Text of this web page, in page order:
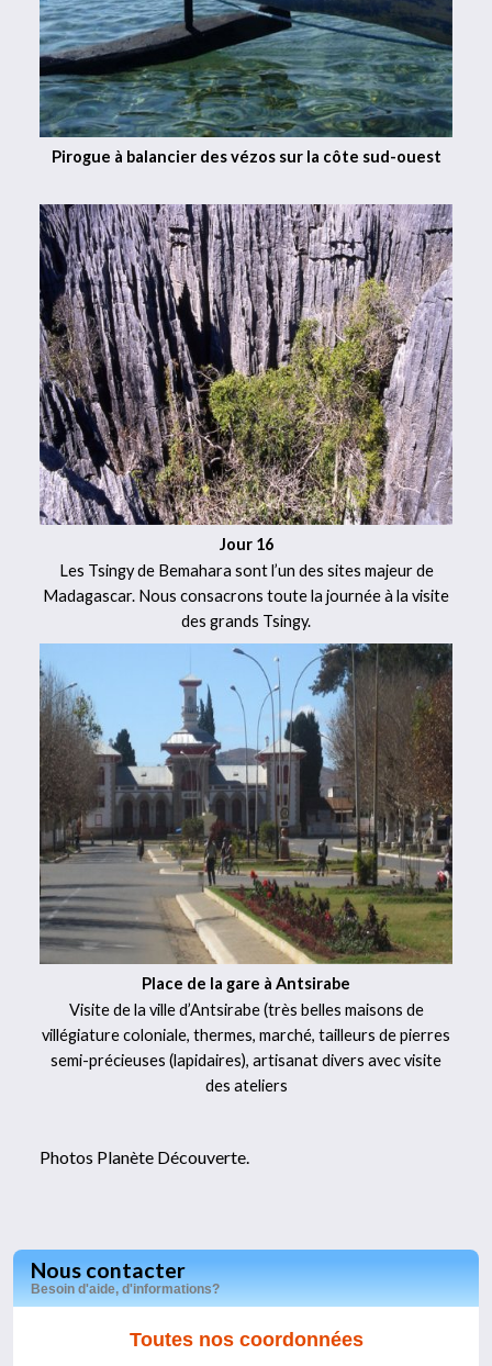
Pirogue à balancier des vézos sur la côte sud-ouest
Jour 16
Les Tsingy de Bemahara sont l’un des sites majeur de
Madagascar. Nous consacrons toute la journée à la visite
des grands Tsingy.
Place de la gare à Antsirabe
Visite de la ville d’Antsirabe (très belles maisons de
villégiature coloniale, thermes, marché, tailleurs de pierres
semi-précieuses (lapidaires), artisanat divers avec visite
des ateliers
Photos Planète Découverte.
Nous contacter
Besoin d'aide, d'informations?
Toutes nos coordonnées